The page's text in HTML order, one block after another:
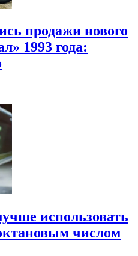
продажи нового
1993 года:
использовать
числом